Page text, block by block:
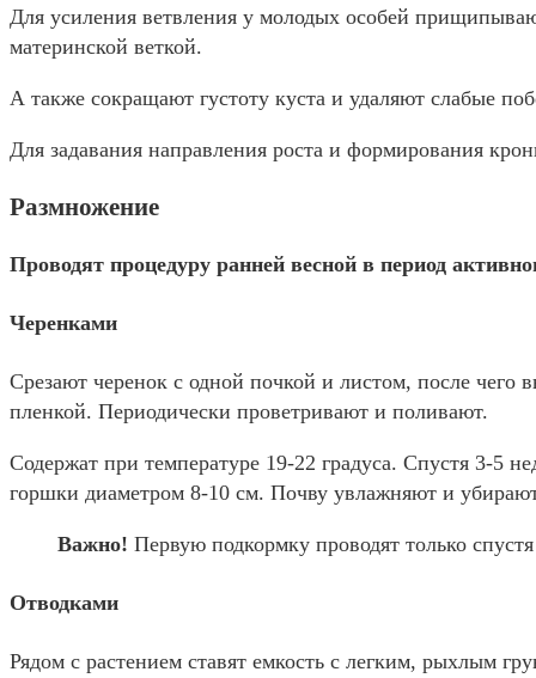
Для усиления ветвления у молодых особей
материнской веткой.
А также сокращают густоту куста и удаляют слабые
Для задавания направления роста и формирования
Размножение
Проводят процедуру ранней весной в период
Черенками
Срезают черенок с одной почкой и листом, после
пленкой. Периодически проветривают и поливают.
Содержат при температуре 19-22 градуса. Спустя 3-5
горшки диаметром 8-10 см. Почву увлажняют и
Важно! Первую подкормку проводят только
Отводками
Рядом с растением ставят емкость с легким, рыхлым